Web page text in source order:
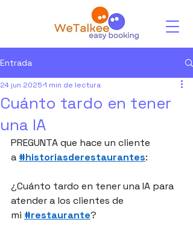
Entrada
Cuánto tardo en tener
una IA
24 jun 2025 1 min de lectura
PREGUNTA que hace un cliente
a #historiasderestaurantes:
¿Cuánto tardo en tener una IA para
atender a los clientes de
mi #restaurante?